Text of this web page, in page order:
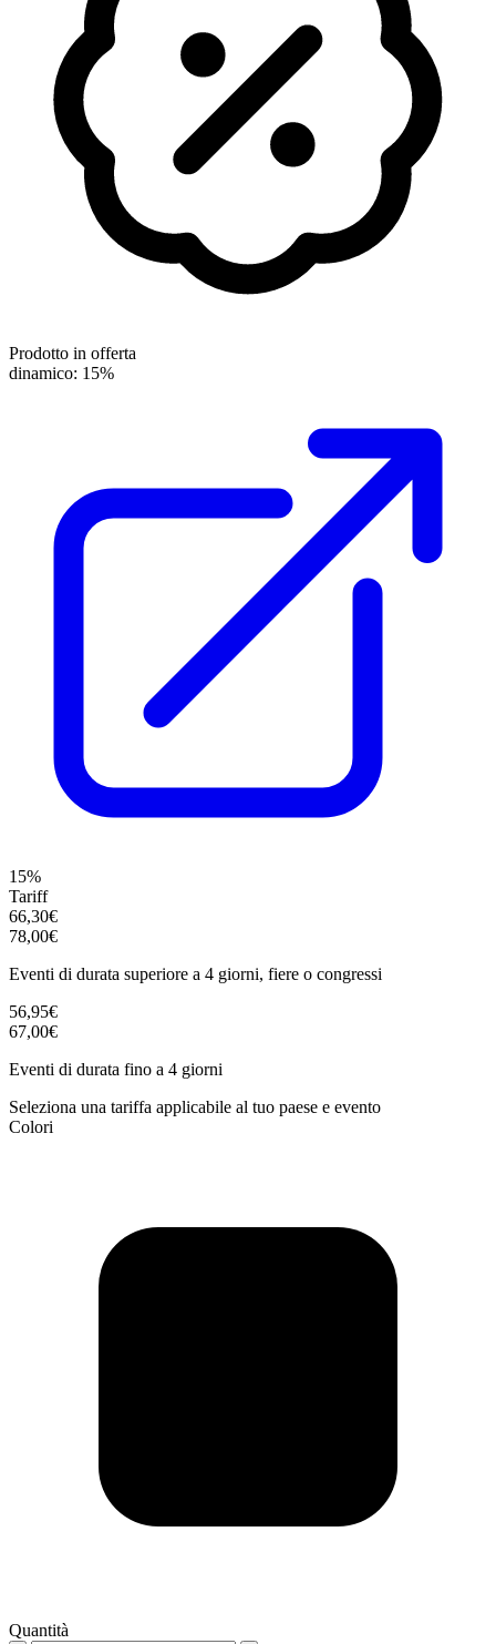
Prodotto in offerta
dinamico: 15%
15%
Tariff
66,30€
78,00€
Eventi di durata superiore a 4 giorni, fiere o congressi
56,95€
67,00€
Eventi di durata fino a 4 giorni
Seleziona una tariffa applicabile al tuo paese e evento
Colori
Quantità